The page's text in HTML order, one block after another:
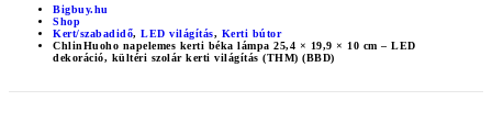
Bigbuy.hu
Shop
Kert/szabadidő, LED világítás, Kerti bútor
ChlinHuoho napelemes kerti béka lámpa 25,4 × 19,9 × 10 cm – LED
dekoráció, kültéri szolár kerti világítás (THM) (BBD)